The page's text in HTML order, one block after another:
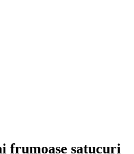
frumoase satucuri